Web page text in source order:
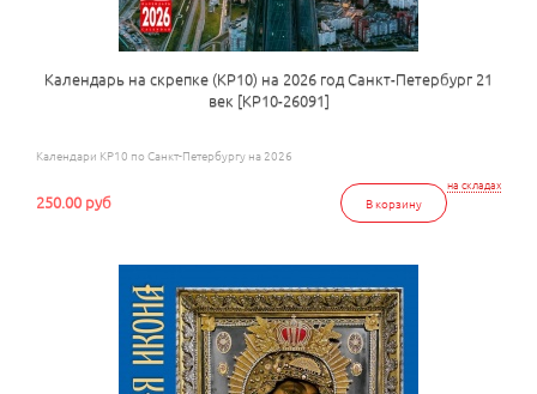
Календарь на скрепке (КР10) на 2026 год Санкт-Петербург 21
век [КР10-26091]
Календари КР10 по Санкт-Петербургу на 2026
на складах
В корзину
250.00 руб